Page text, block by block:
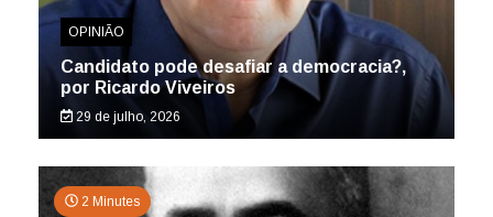
OPINIÃO
Candidato pode desafiar a democracia?,
por Ricardo Viveiros
29 de julho, 2026
2 Minutes